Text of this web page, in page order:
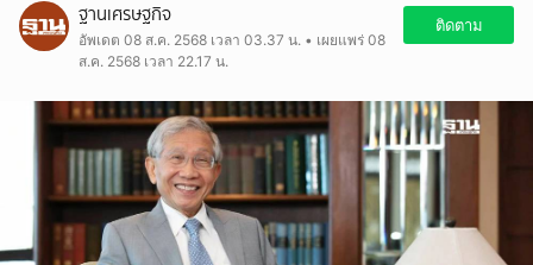
ฐานเศรษฐกิจ
อัพเดต 08 ส.ค. 2568 เวลา 03.37 น. • เผยแพร่ 08
ส.ค. 2568 เวลา 22.17 น.
ติดตาม